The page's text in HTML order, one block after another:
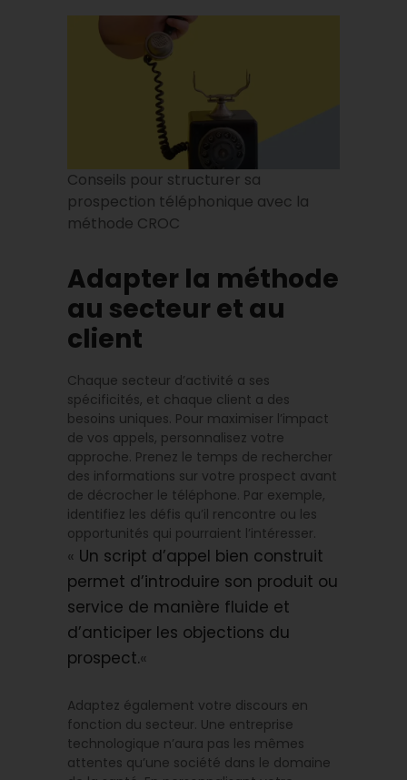
Conseils pour structurer sa
prospection téléphonique avec la
méthode CROC
Adapter la méthode
au secteur et au
client
Chaque secteur d’activité a ses
spécificités, et chaque client a des
besoins uniques. Pour maximiser l’impact
de vos appels, personnalisez votre
approche. Prenez le temps de rechercher
des informations sur votre prospect avant
de décrocher le téléphone. Par exemple,
identifiez les défis qu’il rencontre ou les
opportunités qui pourraient l’intéresser.
« Un script d’appel bien construit
permet d’introduire son produit ou
service de manière fluide et
d’anticiper les objections du
prospect.«
Adaptez également votre discours en
fonction du secteur. Une entreprise
technologique n’aura pas les mêmes
attentes qu’une société dans le domaine